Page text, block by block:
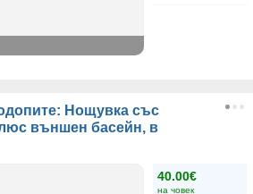
Нощувка със
външен басейн, в
40.00€
на човек